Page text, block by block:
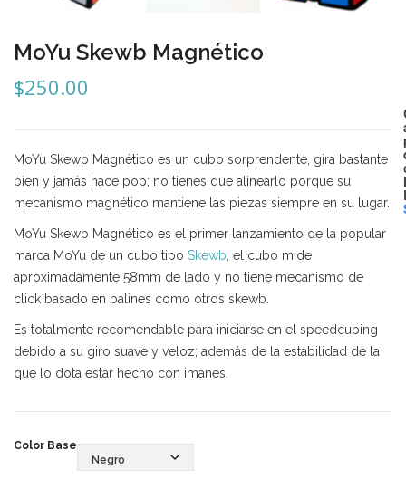
Okamoto
QJ
Quick Finger
Cyclone Boy’s
Gan’s
GuoGuan
Meffert’s
QiYi/MoFangGe
MoYu Skewb Magnético
$250.00
MoYu Skewb Magnético es un cubo sorprendente, gira bastante
bien y jamás hace pop; no tienes que alinearlo porque su
mecanismo magnético mantiene las piezas siempre en su lugar.
MoYu Skewb Magnético es el primer lanzamiento de la popular
marca MoYu de un cubo tipo Skewb, el cubo mide
aproximadamente 58mm de lado y no tiene mecanismo de
click basado en balines como otros skewb.
Es totalmente recomendable para iniciarse en el speedcubing
debido a su giro suave y veloz; además de la estabilidad de la
que lo dota estar hecho con imanes.
Color Base